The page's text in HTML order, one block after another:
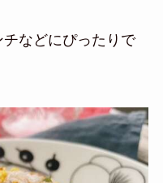
などにぴったりで